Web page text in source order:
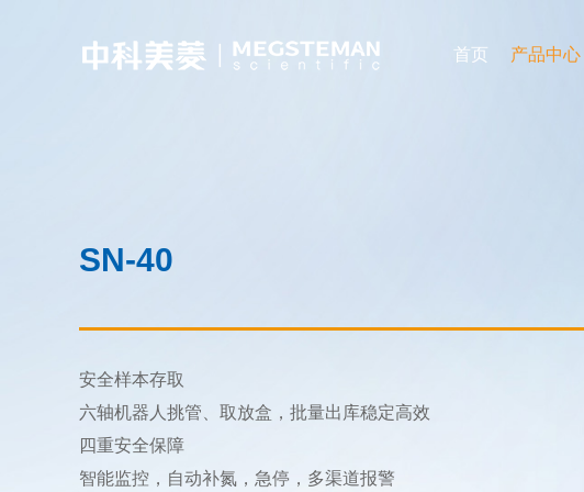
首页 产品中心
SN-40
安全样本存取
六轴机器人挑管、取放盒，批量出库稳定高效
四重安全保障
智能监控，自动补氮，急停，多渠道报警